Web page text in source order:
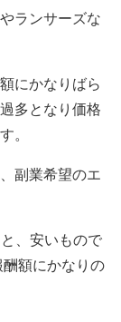
ランサーズな
にかなりばら
多となり価格
。
副業希望のエ
、安いもので
額にかなりの